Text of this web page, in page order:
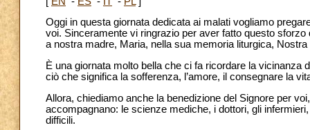
Oggi in questa giornata dedicata ai malati vogliamo
voi. Sinceramente vi ringrazio per aver fatto questo
a nostra madre, Maria, nella sua memoria liturgica,
È una giornata molto bella che ci fa ricordare la
ciò che significa la sofferenza, l’amore, il consegnare la
Allora, chiediamo anche la benedizione del Signore per
accompagnano: le scienze mediche, i dottori, gli
difficili.